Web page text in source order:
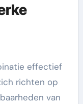
effectief
richten op
van